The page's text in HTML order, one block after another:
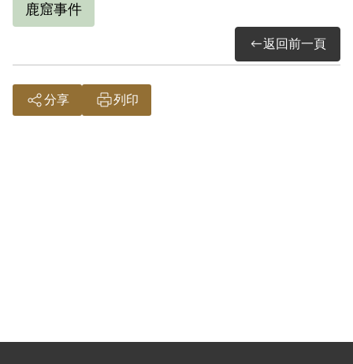
鹿窟事件
返回前一頁
分享 列印